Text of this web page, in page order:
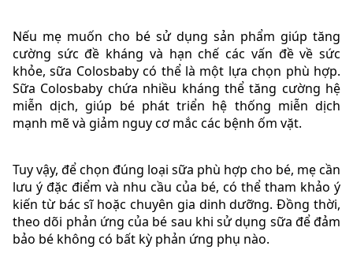
Nếu mẹ muốn cho bé sử dụng sản phẩm giúp tăng
cường sức đề kháng và hạn chế các vấn đề về sức
khỏe, sữa Colosbaby có thể là một lựa chọn phù hợp.
Sữa Colosbaby chứa nhiều kháng thể tăng cường hệ
miễn dịch, giúp bé phát triển hệ thống miễn dịch
mạnh mẽ và giảm nguy cơ mắc các bệnh ốm vặt.
Tuy vậy, để chọn đúng loại sữa phù hợp cho bé, mẹ cần
lưu ý đặc điểm và nhu cầu của bé, có thể tham khảo ý
kiến từ bác sĩ hoặc chuyên gia dinh dưỡng. Đồng thời,
theo dõi phản ứng của bé sau khi sử dụng sữa để đảm
bảo bé không có bất kỳ phản ứng phụ nào.